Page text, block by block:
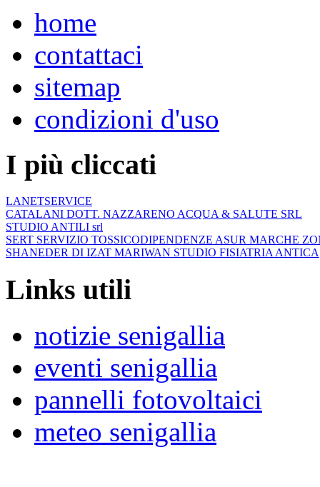
home
contattaci
sitemap
condizioni d'uso
I più cliccati
LANETSERVICE
CATALANI DOTT. NAZZARENO ACQUA & SALUTE SRL
STUDIO ANTILI srl
SERT SERVIZIO TOSSICODIPENDENZE ASUR MARCHE
SHANEDER DI IZAT MARIWAN STUDIO FISIATRIA ANTICA
Links utili
notizie senigallia
eventi senigallia
pannelli fotovoltaici
meteo senigallia